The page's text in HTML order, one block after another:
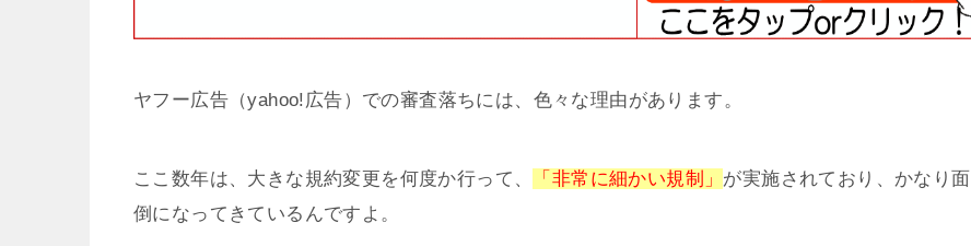
ヤフー広告（yahoo!広告）での審査落ちには、色々な理由があります。
ここ数年は、大きな規約変更を何度か行って、 「非常に細かい規制」 が実施されており、かなり面
倒になってきているんですよ。